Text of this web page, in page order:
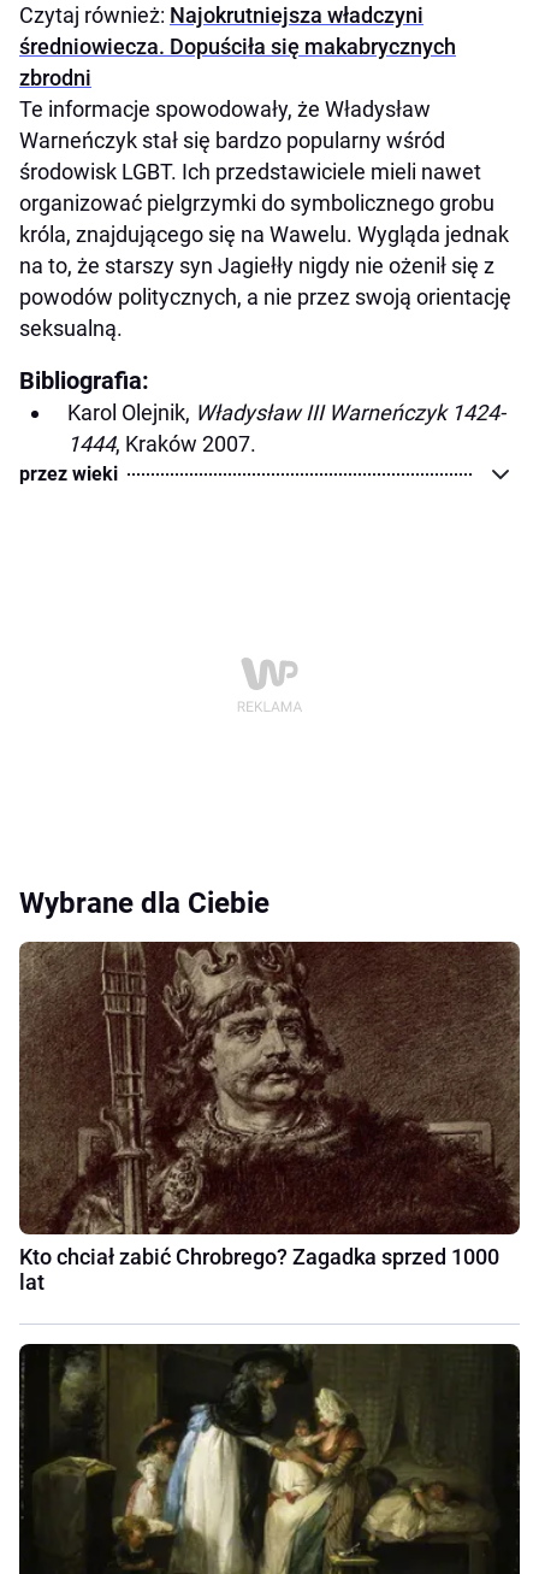
Czytaj również: Najokrutniejsza władczyni
średniowiecza. Dopuściła się makabrycznych
zbrodni
Te informacje spowodowały, że Władysław
Warneńczyk stał się bardzo popularny wśród
środowisk LGBT. Ich przedstawiciele mieli nawet
organizować pielgrzymki do symbolicznego grobu
króla, znajdującego się na Wawelu. Wygląda jednak
na to, że starszy syn Jagiełły nigdy nie ożenił się z
powodów politycznych, a nie przez swoją orientację
seksualną.
Bibliografia:
Karol Olejnik, Władysław III Warneńczyk 1424-
1444, Kraków 2007.
przez wieki
Wybrane dla Ciebie
Kto chciał zabić Chrobrego? Zagadka sprzed 1000
lat